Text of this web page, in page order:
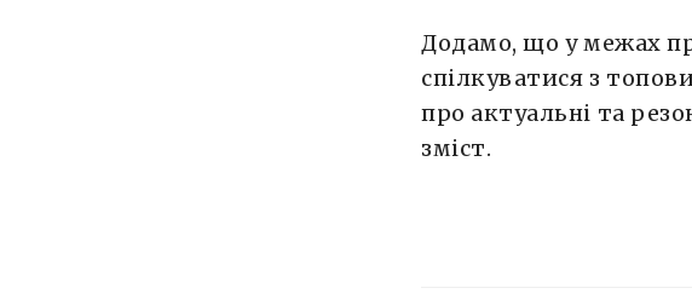
Додамо, що у межах
спілкуватися з
про актуальні та
зміст.